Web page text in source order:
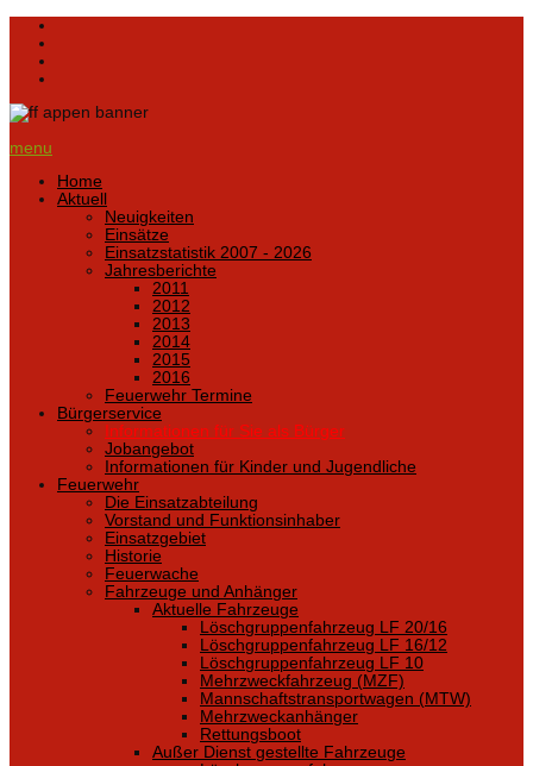
menu
Home
Aktuell
Neuigkeiten
Einsätze
Einsatzstatistik 2007 - 2026
Jahresberichte
2011
2012
2013
2014
2015
2016
Feuerwehr Termine
Bürgerservice
Informationen für Sie als Bürger
Jobangebot
Informationen für Kinder und Jugendliche
Feuerwehr
Die Einsatzabteilung
Vorstand und Funktionsinhaber
Einsatzgebiet
Historie
Feuerwache
Fahrzeuge und Anhänger
Aktuelle Fahrzeuge
Löschgruppenfahrzeug LF 20/16
Löschgruppenfahrzeug LF 16/12
Löschgruppenfahrzeug LF 10
Mehrzweckfahrzeug (MZF)
Mannschaftstransportwagen (MTW)
Mehrzweckanhänger
Rettungsboot
Außer Dienst gestellte Fahrzeuge